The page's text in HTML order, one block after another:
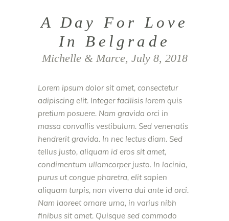
A Day For Love
In Belgrade
Michelle & Marce, July 8, 2018
Lorem ipsum dolor sit amet, consectetur
adipiscing elit. Integer facilisis lorem quis
pretium posuere. Nam gravida orci in
massa convallis vestibulum. Sed venenatis
hendrerit gravida. In nec lectus diam. Sed
tellus justo, aliquam id eros sit amet,
condimentum ullamcorper justo. In lacinia,
purus ut congue pharetra, elit sapien
aliquam turpis, non viverra dui ante id orci.
Nam laoreet ornare urna, in varius nibh
finibus sit amet. Quisque sed commodo